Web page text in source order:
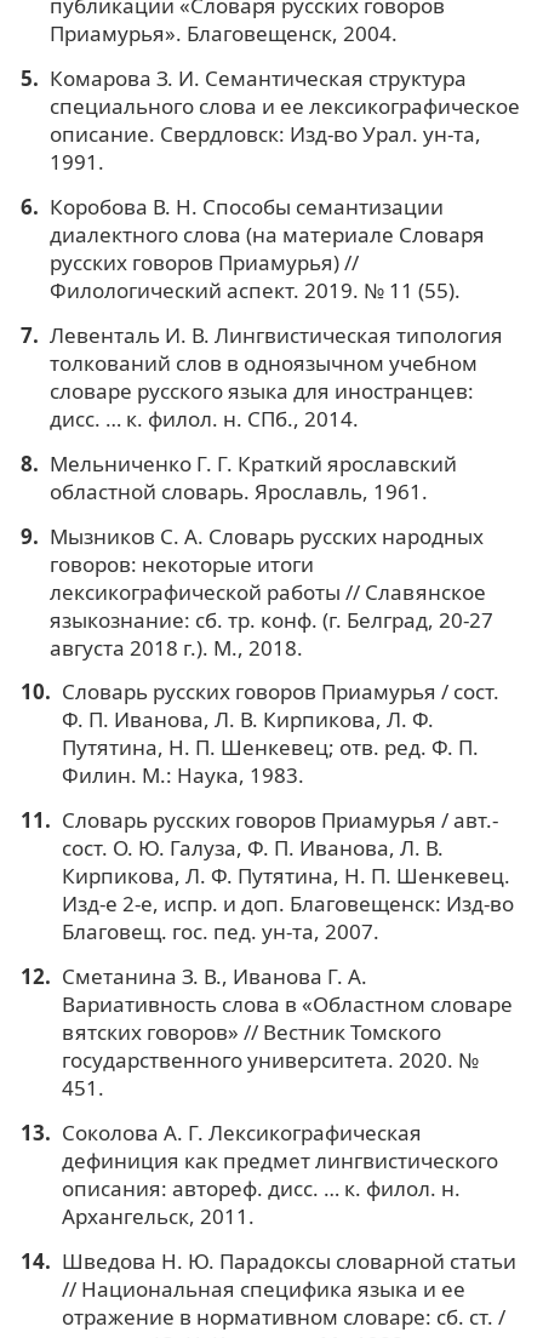
Приамурья». Благовещенск, 2004.
Комарова З. И. Семантическая структура
специального слова и ее лексикографическое
описание. Свердловск: Изд-во Урал. ун-та,
1991.
Коробова В. Н. Способы семантизации
диалектного слова (на материале Словаря
русских говоров Приамурья) //
Филологический аспект. 2019. № 11 (55).
Левенталь И. В. Лингвистическая типология
толкований слов в одноязычном учебном
словаре русского языка для иностранцев:
дисс. … к. филол. н. СПб., 2014.
Мельниченко Г. Г. Краткий ярославский
областной словарь. Ярославль, 1961.
Мызников С. А. Словарь русских народных
говоров: некоторые итоги
лексикографической работы // Славянское
языкознание: сб. тр. конф. (г. Белград, 20-27
августа 2018 г.). М., 2018.
Словарь русских говоров Приамурья / сост.
Ф. П. Иванова, Л. В. Кирпикова, Л. Ф.
Путятина, Н. П. Шенкевец; отв. ред. Ф. П.
Филин. М.: Наука, 1983.
Словарь русских говоров Приамурья / авт.-
сост. О. Ю. Галуза, Ф. П. Иванова, Л. В.
Кирпикова, Л. Ф. Путятина, Н. П. Шенкевец.
Изд-е 2-е, испр. и доп. Благовещенск: Изд-во
Благовещ. гос. пед. ун-та, 2007.
Сметанина З. В., Иванова Г. А.
Вариативность слова в «Областном словаре
вятских говоров» // Вестник Томского
государственного университета. 2020. №
451.
Соколова А. Г. Лексикографическая
дефиниция как предмет лингвистического
описания: автореф. дисс. … к. филол. н.
Архангельск, 2011.
Шведова Н. Ю. Парадоксы словарной статьи
// Национальная специфика языка и ее
отражение в нормативном словаре: сб. ст. /